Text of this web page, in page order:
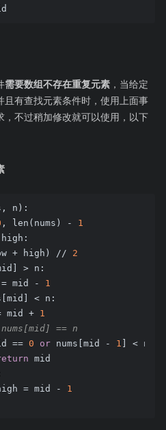
需要数组不存在重复元素 ，当给定
且有查找元素条件时，使用上面事
不过稍加修改就可以使用，以下
n) :
, len(nums) - 1
+ high) //
2
> n:
mid -
1
< n:
mid +
1
== n
== 0 or nums[mid - 1 ] < n:
mid
= mid -
1